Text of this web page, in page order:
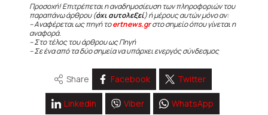
Προσοχή! Επιτρέπεται η αναδημοσίευση των πληροφοριών του
παραπάνω άρθρου (όχι αυτολεξεί) ή μέρους αυτών μόνο αν:
– Αναφέρεται ως πηγή τοertnews.grστο σημείο όπου γίνεται η
αναφορά.
– Στο τέλος του άρθρου ως Πηγή
– Σε ένα από τα δύο σημεία να υπάρχει ενεργός σύνδεσμος
Share Facebook Twitter
Linkedin Viber WhatsApp